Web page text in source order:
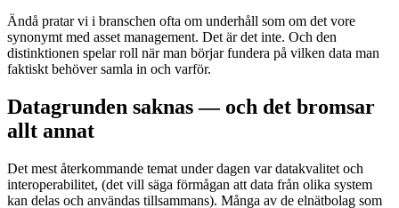
Ändå pratar vi i branschen ofta om underhåll som om det vore
synonymt med asset management. Det är det inte. Och den
distinktionen spelar roll när man börjar fundera på vilken data man
faktiskt behöver samla in och varför.
Datagrunden saknas — och det bromsar
allt annat
Det mest återkommande temat under dagen var datakvalitet och
interoperabilitet, (det vill säga förmågan att data från olika system
kan delas och användas tillsammans). Många av de elnätbolag som